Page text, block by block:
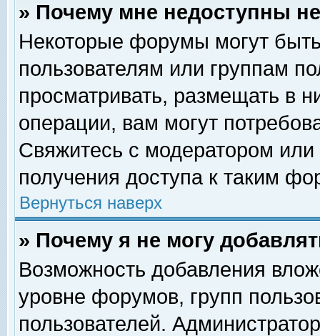
» Почему мне недоступны
Некоторые форумы могут
пользователям или группам
просматривать, размещать в
операции, вам могут
Свяжитесь с модератором
получения доступа к таким
Вернуться наверх
» Почему я не могу
Возможность добавления
уровне форумов, групп
пользователей.